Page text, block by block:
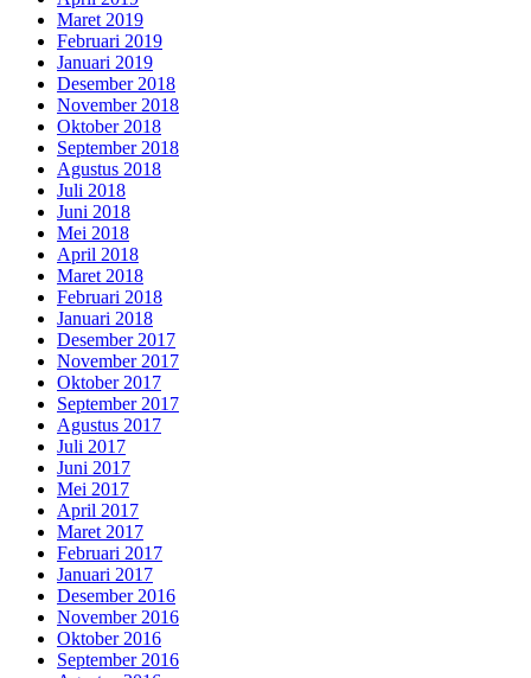
Maret 2019
Februari 2019
Januari 2019
Desember 2018
November 2018
Oktober 2018
September 2018
Agustus 2018
Juli 2018
Juni 2018
Mei 2018
April 2018
Maret 2018
Februari 2018
Januari 2018
Desember 2017
November 2017
Oktober 2017
September 2017
Agustus 2017
Juli 2017
Juni 2017
Mei 2017
April 2017
Maret 2017
Februari 2017
Januari 2017
Desember 2016
November 2016
Oktober 2016
September 2016